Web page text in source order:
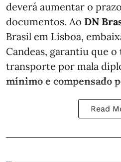
deverá aumentar o
documentos. Ao DN
Brasil em Lisboa,
Candeas, garantiu que
transporte por mala
mínimo e compensado
Read